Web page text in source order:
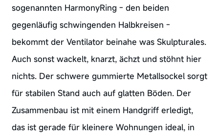
sogenannten HarmonyRing - den beiden
gegenläufig schwingenden Halbkreisen -
bekommt der Ventilator beinahe was Skulpturales.
Auch sonst wackelt, knarzt, ächzt und stöhnt hier
nichts. Der schwere gummierte Metallsockel sorgt
für stabilen Stand auch auf glatten Böden. Der
Zusammenbau ist mit einem Handgriff erledigt,
das ist gerade für kleinere Wohnungen ideal, in